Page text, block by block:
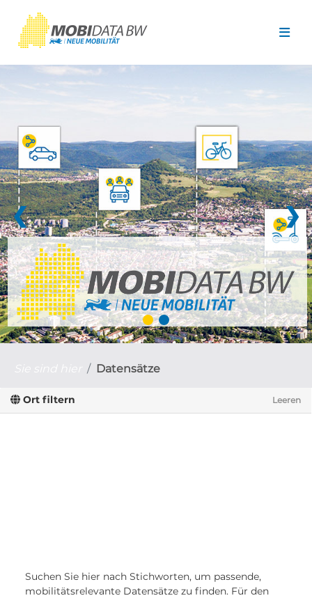
❮ ❯
Datensätze
Ort filtern Leeren
Suchen Sie hier nach Stichworten, um passende,
mobilitätsrelevante Datensätze zu finden. Für den